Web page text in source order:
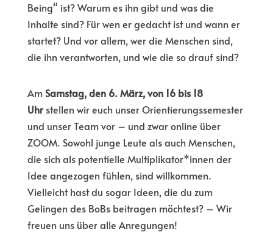
Being“ ist? Warum es ihn gibt und was die
Inhalte sind? Für wen er gedacht ist und wann er
startet? Und vor allem, wer die Menschen sind,
die ihn verantworten, und wie die so drauf sind?
AmSamstag, den 6. März, von 16 bis 18
Uhrstellen wir euch unser Orientierungssemester
und unser Team vor – und zwar online über
ZOOM. Sowohl junge Leute als auch Menschen,
die sich als potentielle Multiplikator*innen der
Idee angezogen fühlen, sind willkommen.
Vielleicht hast du sogar Ideen, die du zum
Gelingen des BoBs beitragen möchtest? – Wir
freuen uns über alle Anregungen!